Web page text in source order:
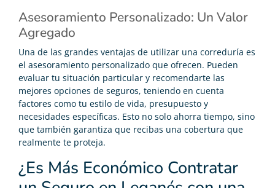
Asesoramiento Personalizado: Un Valor
Agregado
Una de las grandes ventajas de utilizar una correduría es
el asesoramiento personalizado que ofrecen. Pueden
evaluar tu situación particular y recomendarte las
mejores opciones de seguros, teniendo en cuenta
factores como tu estilo de vida, presupuesto y
necesidades específicas. Esto no solo ahorra tiempo, sino
que también garantiza que recibas una cobertura que
realmente te proteja.
¿Es Más Económico Contratar